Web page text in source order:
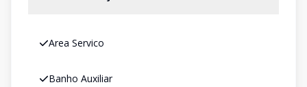
Area Servico
Banho Auxiliar